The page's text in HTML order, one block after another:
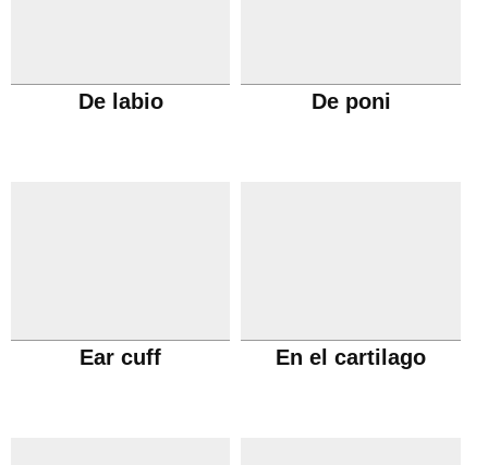
De labio De poni
Ear cuff En el cartilago